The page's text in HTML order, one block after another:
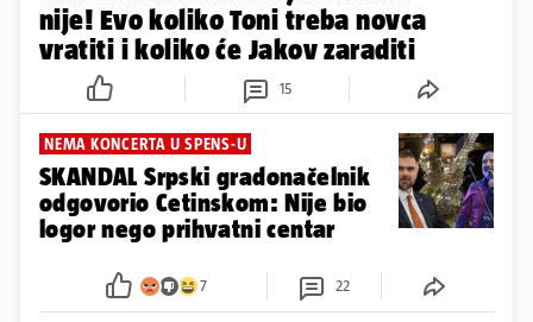
nije! Evo koliko Toni treba novca
vratiti i koliko će Jakov zaraditi
15
NEMA KONCERTA U SPENS-U
SKANDAL Srpski gradonačelnik
odgovorio Cetinskom: Nije bio
logor nego prihvatni centar
7 22